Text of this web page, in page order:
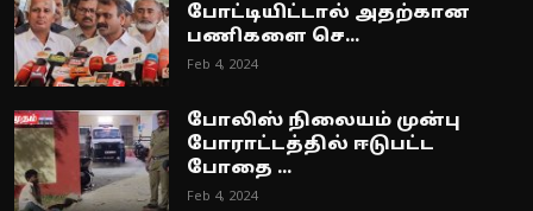
போட்டியிட்டால் அதற்கான
பணிகளை செ...
Feb 4, 2024
போலிஸ் நிலையம் முன்பு
போராட்டத்தில் ஈடுபட்ட
போதை ...
Feb 4, 2024